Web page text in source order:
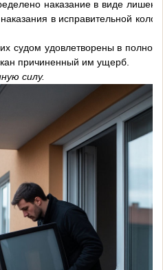
наказание в виде
в исправительной
судом удовлетворены в
причиненный им ущерб.
силу.